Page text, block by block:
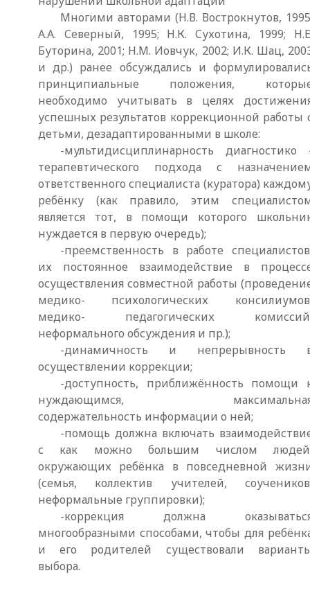
Многими авторами (Н.В. Вострокнутов,
А.А. Северный, 1995; Н.К. Сухотина, 1999;
Буторина, 2001; Н.М. Иовчук, 2002; И.К. Шац,
и др.) ранее обсуждались и
принципиальные положения,
необходимо учитывать в целях
успешных результатов коррекционной работы
детьми, дезадаптированными в школе:
-мультидисциплинарность диагностико
терапевтического подхода с
ответственного специалиста (куратора)
ребёнку (как правило, этим
является тот, в помощи которого
нуждается в первую очередь);
-преемственность в работе
их постоянное взаимодействие в
осуществления совместной работы
медико- психологических
медико- педагогических
неформального обсуждения и пр.);
-динамичность и непрерывность
осуществлении коррекции;
-доступность, приближённость помощи
нуждающимся,
содержательность информации о ней;
-помощь должна включать
с как можно большим числом
окружающих ребёнка в повседневной
(семья, коллектив учителей,
неформальные группировки);
-коррекция должна
многообразными способами, чтобы для
и его родителей существовали
выбора.